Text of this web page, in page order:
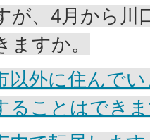
が、4月から川
ますか。
以外に住んで
ることはできま